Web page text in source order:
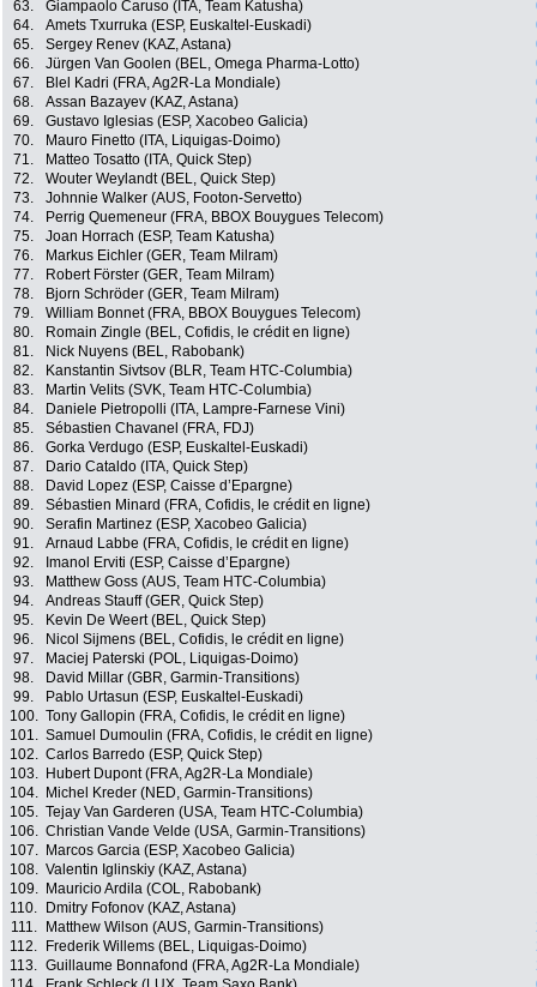
63.
Giampaolo Caruso (ITA, Team Katusha)
64.
Amets Txurruka (ESP, Euskaltel-Euskadi)
65.
Sergey Renev (KAZ, Astana)
66.
Jürgen Van Goolen (BEL, Omega Pharma-Lotto)
67.
Blel Kadri (FRA, Ag2R-La Mondiale)
68.
Assan Bazayev (KAZ, Astana)
69.
Gustavo Iglesias (ESP, Xacobeo Galicia)
70.
Mauro Finetto (ITA, Liquigas-Doimo)
71.
Matteo Tosatto (ITA, Quick Step)
72.
Wouter Weylandt (BEL, Quick Step)
73.
Johnnie Walker (AUS, Footon-Servetto)
74.
Perrig Quemeneur (FRA, BBOX Bouygues Telecom)
75.
Joan Horrach (ESP, Team Katusha)
76.
Markus Eichler (GER, Team Milram)
77.
Robert Förster (GER, Team Milram)
78.
Bjorn Schröder (GER, Team Milram)
79.
William Bonnet (FRA, BBOX Bouygues Telecom)
80.
Romain Zingle (BEL, Cofidis, le crédit en ligne)
81.
Nick Nuyens (BEL, Rabobank)
82.
Kanstantin Sivtsov (BLR, Team HTC-Columbia)
83.
Martin Velits (SVK, Team HTC-Columbia)
84.
Daniele Pietropolli (ITA, Lampre-Farnese Vini)
85.
Sébastien Chavanel (FRA, FDJ)
86.
Gorka Verdugo (ESP, Euskaltel-Euskadi)
87.
Dario Cataldo (ITA, Quick Step)
88.
David Lopez (ESP, Caisse d’Epargne)
89.
Sébastien Minard (FRA, Cofidis, le crédit en ligne)
90.
Serafin Martinez (ESP, Xacobeo Galicia)
91.
Arnaud Labbe (FRA, Cofidis, le crédit en ligne)
92.
Imanol Erviti (ESP, Caisse d’Epargne)
93.
Matthew Goss (AUS, Team HTC-Columbia)
94.
Andreas Stauff (GER, Quick Step)
95.
Kevin De Weert (BEL, Quick Step)
96.
Nicol Sijmens (BEL, Cofidis, le crédit en ligne)
97.
Maciej Paterski (POL, Liquigas-Doimo)
98.
David Millar (GBR, Garmin-Transitions)
99.
Pablo Urtasun (ESP, Euskaltel-Euskadi)
100. Tony Gallopin (FRA, Cofidis, le crédit en ligne)
101. Samuel Dumoulin (FRA, Cofidis, le crédit en ligne)
102. Carlos Barredo (ESP, Quick Step)
103.
Hubert Dupont (FRA, Ag2R-La Mondiale)
104.
Michel Kreder (NED, Garmin-Transitions)
105. Tejay Van Garderen (USA, Team HTC-Columbia)
106. Christian Vande Velde (USA, Garmin-Transitions)
107.
Marcos Garcia (ESP, Xacobeo Galicia)
108. Valentin Iglinskiy (KAZ, Astana)
109.
Mauricio Ardila (COL, Rabobank)
110.
Dmitry Fofonov (KAZ, Astana)
111.
Matthew Wilson (AUS, Garmin-Transitions)
112.
Frederik Willems (BEL, Liquigas-Doimo)
113. Guillaume Bonnafond (FRA, Ag2R-La Mondiale)